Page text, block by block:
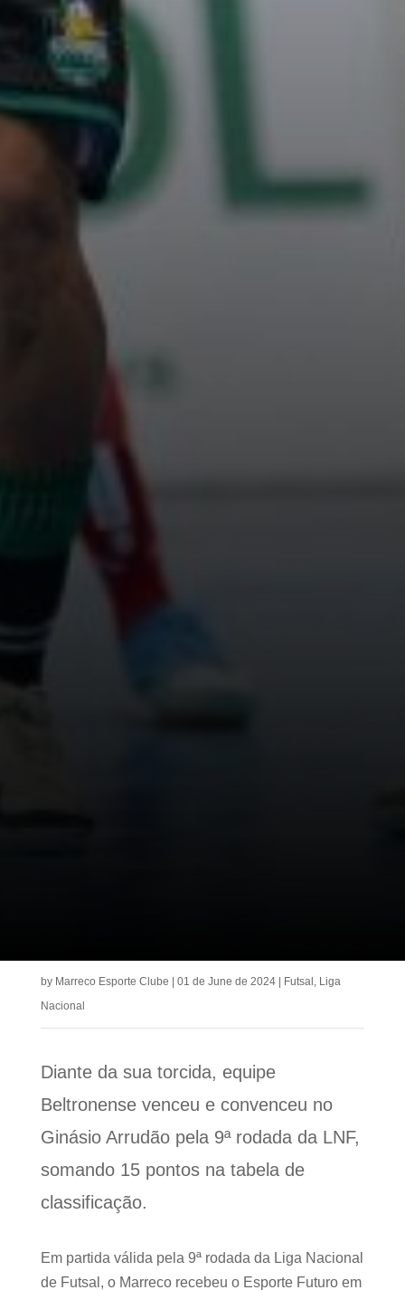
by Marreco Esporte Clube | 01 de June de 2024| Futsal, Liga
Nacional
Diante da sua torcida, equipe
Beltronense venceu e convenceu no
Ginásio Arrudão pela 9ª rodada da LNF,
somando 15 pontos na tabela de
classificação.
Em partida válida pela 9ª rodada da Liga Nacional
de Futsal, o Marreco recebeu o Esporte Futuro em